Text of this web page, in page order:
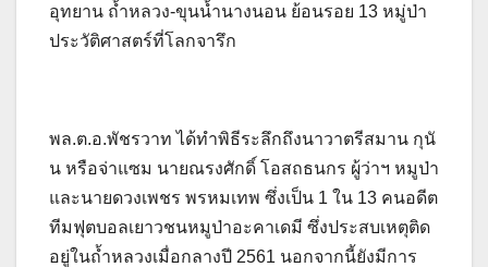
อุทยาน ถ้ำหลวง-ขุนน้ำนางนอน ย้อนรอย 13 หมู่ป่า
ประวัติศาสตร์ที่โลกจารึก
พล.ต.อ.พัชรวาท ได้ทำพิธีระลึกถึงนาวาตรีสมาน กุนั
น หรือจ่าแซม นายณรงศักดิ์ โอสถธนกร ผู้ว่าฯ หมูป่า
และนายดวงเพชร พรหมเทพ ซึ่งเป็น 1 ใน 13 คนอดีต
ทีมฟุตบอลเยาวชนหมูป่าอะคาเดมี ซึ่งประสบเหตุติด
อยู่ในถ้ำหลวงเมื่อกลางปี 2561 นอกจากนี้ยังมีการ